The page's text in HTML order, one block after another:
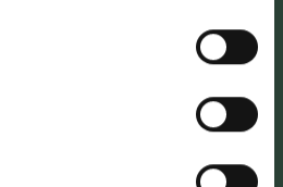
er kommercielt, og fokus